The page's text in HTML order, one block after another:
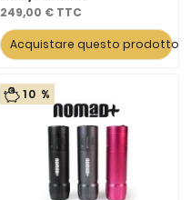
249,00 €
Acquistare questo prodotto
10 %